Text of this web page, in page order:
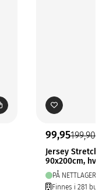
99,95199,90
Jersey
90x200cm, hvit
PÅ NETTLAGER
Finnes i 281